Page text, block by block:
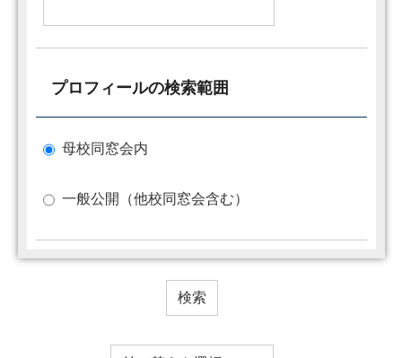
プロフィールの検索範囲
母校同窓会内
一般公開（他校同窓会含む）